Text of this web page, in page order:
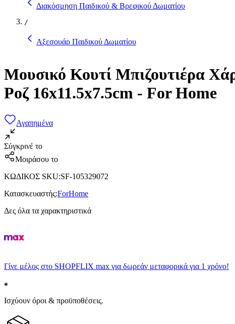
Διακόσμηση Παιδικού & Βρεφικού Δωματίου
/
Αξεσουάρ Παιδικού Δωματίου
Μουσικό Κουτί Μπιζουτιέρα
Ροζ 16x11.5x7.5cm - For Home
Αγαπημένα
Σύγκρινέ το
Μοιράσου το
ΚΩΔΙΚΟΣ SKU:SF-105329072
Κατασκευαστής:ForHome
Δες όλα τα χαρακτηριστικά
Γίνε μέλος στο SHOPFLIX max για δωρεάν μεταφορικά για 1 χρόνο!
Ισχύουν όροι & προϋποθέσεις.